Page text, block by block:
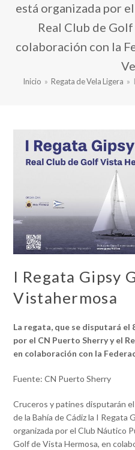
está organizada por
Real Club de
colaboración con la
Inicio » Regata de Vela Ligera »
I Regata Gipsy
Vistahermosa
La regata, que se disputará
por el CN Puerto Sherry y el
en colaboración con la
Fuente: CN Puerto Sherry
Cruceros y patines disputarán
de la Bahía de Cádiz la I Regata
organizada por el Club Náutico
Golf de Vista Hermosa, en